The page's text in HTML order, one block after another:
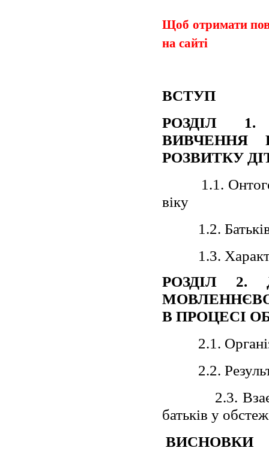
Щоб отримати
на сайті
ВСТУП
РОЗДІЛ 1.
ВИВЧЕННЯ
РОЗВИТКУ
1.1.
віку
1.2.
1.3.
РОЗДІЛ 2.
В ПРОЦЕСІ
2.1.
2.2.
2.3.
батьків у
ВИСНОВКИ